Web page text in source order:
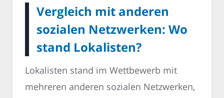
Vergleich mit anderen
sozialen Netzwerken: Wo
stand Lokalisten?
Lokalisten stand im Wettbewerb mit
mehreren anderen sozialen Netzwerken,